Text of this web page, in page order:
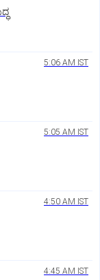
5:06 AM IST
5:05 AM IST
4:50 AM IST
4:45 AM IST